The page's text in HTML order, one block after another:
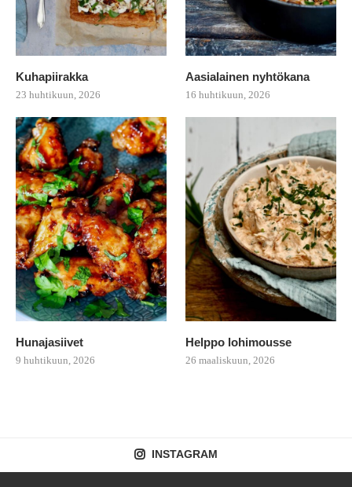
Kuhapiirakka
23 huhtikuun, 2026
Aasialainen nyhtökana
16 huhtikuun, 2026
Hunajasiivet
9 huhtikuun, 2026
Helppo lohimousse
26 maaliskuun, 2026
INSTAGRAM